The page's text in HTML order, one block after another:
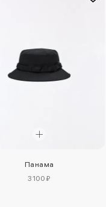
Панама
3100 ₽